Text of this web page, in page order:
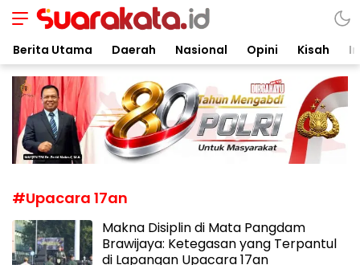
Suarakata.id
Kata Bicara Suara Bergerak
Berita Utama Daerah Nasional Opini Kisah
#Upacara 17an
Makna Disiplin di Mata Pangdam
Brawijaya: Ketegasan yang Terpantul
di Lapangan Upacara 17an